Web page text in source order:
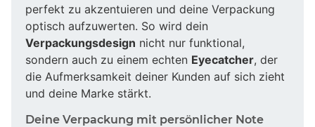
perfekt zu akzentuieren und deine Verpackung
optisch aufzuwerten. So wird dein
Verpackungsdesign nicht nur funktional,
sondern auch zu einem echten Eyecatcher, der
die Aufmerksamkeit deiner Kunden auf sich zieht
und deine Marke stärkt.
Deine Verpackung mit persönlicher Note